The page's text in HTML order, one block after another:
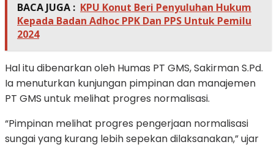
BACA JUGA : KPU Konut Beri Penyuluhan Hukum
Kepada Badan Adhoc PPK Dan PPS Untuk Pemilu
2024
Hal itu dibenarkan oleh Humas PT GMS, Sakirman S.Pd.
Ia menuturkan kunjungan pimpinan dan manajemen
PT GMS untuk melihat progres normalisasi.
“Pimpinan melihat progres pengerjaan normalisasi
sungai yang kurang lebih sepekan dilaksanakan,” ujar